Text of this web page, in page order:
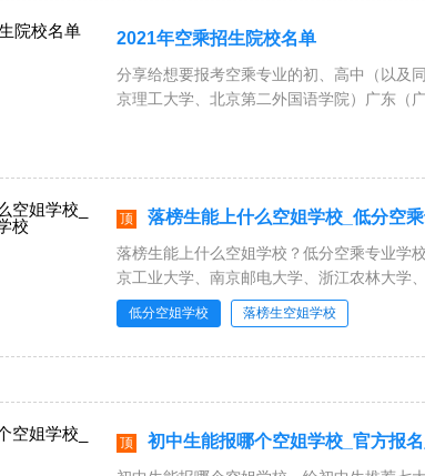
2021年空乘招生院校名单
分享给想要报考空乘专业的初、高中（以及
京理工大学、北京第二外国语学院）广东（
顶 落榜生能上什么空姐学校_低分空
落榜生能上什么空姐学校？低分空乘专业学
京工业大学、南京邮电大学、浙江农林大学
学、桂林理工大学、福建工程学院、北京交通
低分空姐学校 落榜生空姐学校
顶 初中生能报哪个空姐学校_官方报名